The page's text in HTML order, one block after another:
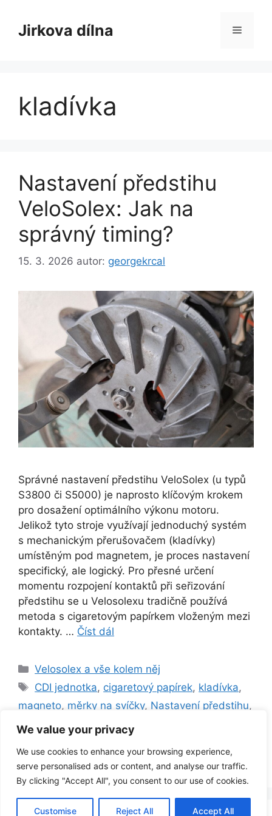
We value your privacy
We use cookies to enhance your browsing experience,
serve personalised ads or content, and analyse our traffic.
By clicking "Accept All", you consent to our use of cookies.
Customise Reject All Accept All
obsahJirkova dílna Menu
kladívka
Nastavení předstihu
VeloSolex: Jak na
správný timing?
15. 3. 2026 autor: georgekrcal
Správné nastavení předstihu VeloSolex (u typů
S3800 či S5000) je naprosto klíčovým krokem
pro dosažení optimálního výkonu motoru.
Jelikož tyto stroje využívají jednoduchý systém
s mechanickým přerušovačem (kladívky)
umístěným pod magnetem, je proces nastavení
specifický, ale logický. Pro přesné určení
momentu rozpojení kontaktů při seřizování
předstihu se u Velosolexu tradičně používá
metoda s cigaretovým papírkem vloženým mezi
kontakty. … Číst dál
Rubriky
Velosolex a vše kolem něj
Štítky
CDI jednotka, cigaretový papírek, kladívka,
magneto, měrky na svíčky, Nastavení předstihu,
NGK
odtrh ,
VeloSolex S5000 , zapalovací svíčka